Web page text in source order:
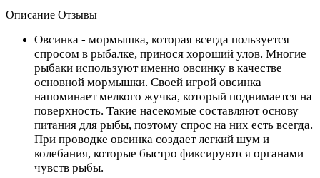
Описание Отзывы
Овсинка - мормышка, которая всегда пользуется
спросом в рыбалке, принося хороший улов. Многие
рыбаки используют именно овсинку в качестве
основной мормышки. Своей игрой овсинка
напоминает мелкого жучка, который поднимается на
поверхность. Такие насекомые составляют основу
питания для рыбы, поэтому спрос на них есть всегда.
При проводке овсинка создает легкий шум и
колебания, которые быстро фиксируются органами
чувств рыбы.